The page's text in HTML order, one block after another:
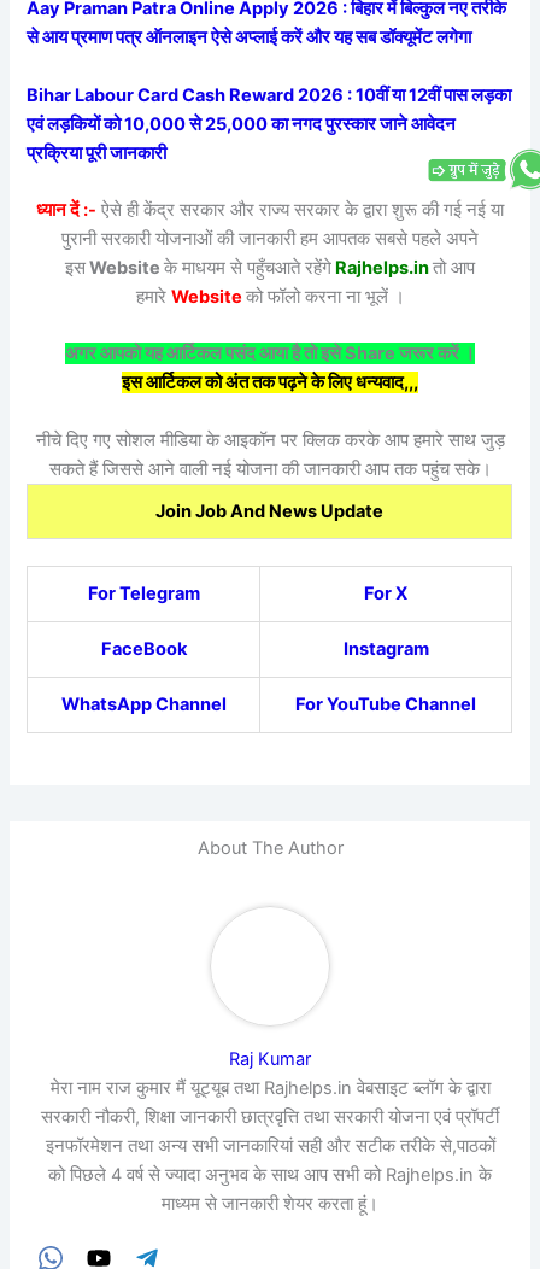
Aay Praman Patra Online Apply 2026 : बिहार में बिल्कुल नए तरीके
से आय प्रमाण पत्र ऑनलाइन ऐसे अप्लाई करें और यह सब डॉक्यूमेंट लगेगा
Bihar Labour Card Cash Reward 2026 : 10वीं या 12वीं पास लड़का
एवं लड़कियों को 10,000 से 25,000 का नगद पुरस्कार जाने आवेदन
प्रक्रिया पूरी जानकारी
ध्यान दें :- ऐसे ही केंद्र सरकार और राज्य सरकार के द्वारा शुरू की गई नई या
पुरानी सरकारी योजनाओं की जानकारी हम आपतक सबसे पहले अपने
इसWebsite के माधयम से पहुँचआते रहेंगे Rajhelps.inतो आप
हमारे Website को फॉलो करना ना भूलें ।
अगर आपको यह आर्टिकल पसंद आया है तो इसे Share जरूर करें ।
इस आर्टिकल को अंत तक पढ़ने के लिए धन्यवाद,,,
नीचे दिए गए सोशल मीडिया के आइकॉन पर क्लिक करके आप हमारे साथ जुड़
सकते हैं जिससे आने वाली नई योजना की जानकारी आप तक पहुंच सके।
Join Job And News Update
For Telegram For X
FaceBook Instagram
WhatsApp Channel For YouTube Channel
About The Author
Raj Kumar
मेरा नाम राज कुमार मैं यूट्यूब तथा Rajhelps.in वेबसाइट ब्लॉग के द्वारा
सरकारी नौकरी, शिक्षा जानकारी छात्रवृत्ति तथा सरकारी योजना एवं प्रॉपर्टी
इनफॉरमेशन तथा अन्य सभी जानकारियां सही और सटीक तरीके से,पाठकों
को पिछले 4 वर्ष से ज्यादा अनुभव के साथ आप सभी को Rajhelps.in के
माध्यम से जानकारी शेयर करता हूं।